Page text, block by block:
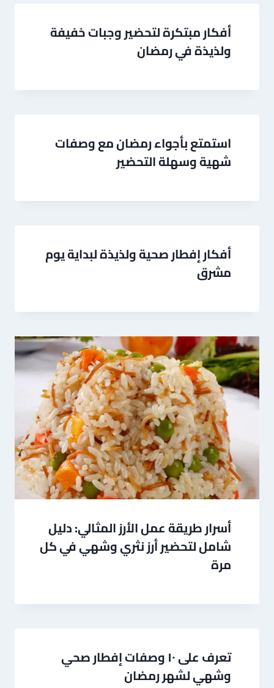
أفكار مبتكرة لتحضير وجبات خفيفة
ولذيذة في رمضان
استمتع بأجواء رمضان مع وصفات
شهية وسهلة التحضير
أفكار إفطار صحية ولذيذة لبداية يوم
مشرق
أسرار طريقة عمل الأرز المثالي: دليل
شامل لتحضير أرز نثري وشهي في كل
مرة
تعرف على ١٠ وصفات إفطار صحي
وشهي لشهر رمضان